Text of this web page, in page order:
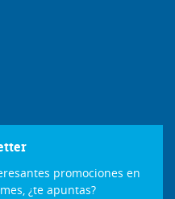
promociones en
¿te apuntas?